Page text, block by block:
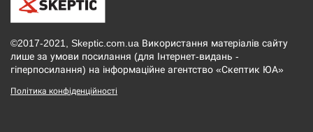
©2017-2021, Skeptic.com.ua Використання матеріалів сайту
лише за умови посилання (для Інтернет-видань -
гіперпосилання) на інформаційне агентство «Скептик ЮА»
Політика конфіденційності